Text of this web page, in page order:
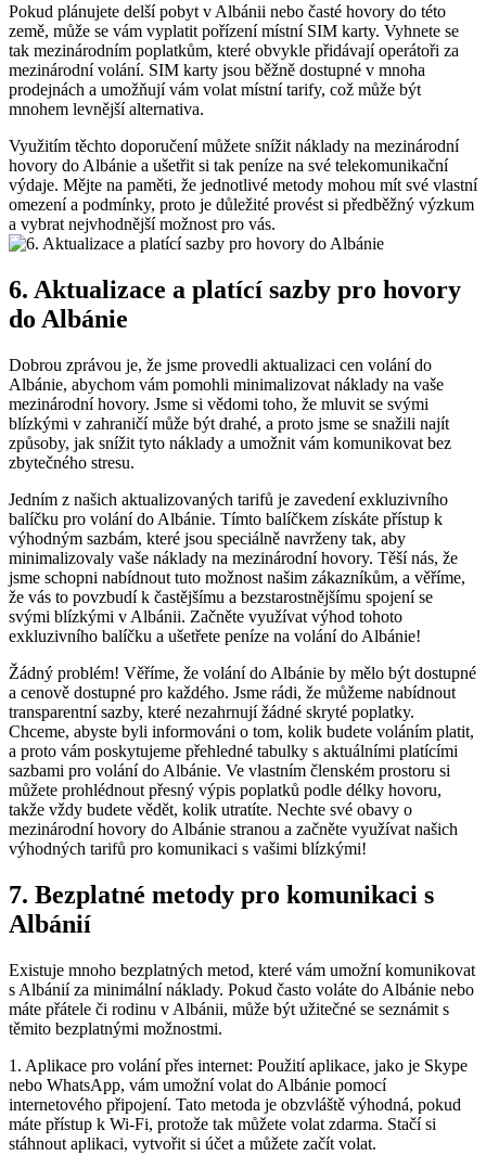
Pokud plánujete delší pobyt ⁤v Albánii nebo časté ⁣hovory do této
země, může se vám vyplatit pořízení místní SIM karty. Vyhnete se
tak ‍mezinárodním poplatkům, které obvykle přidávají operátoři za
mezinárodní volání. ‌SIM karty jsou běžně dostupné v mnoha
prodejnách a umožňují vám⁤ volat místní tarify, což může být
mnohem levnější⁢ alternativa.
Využitím těchto doporučení můžete snížit náklady na mezinárodní
hovory do Albánie a ušetřit si tak peníze na své telekomunikační
výdaje. Mějte na paměti, že jednotlivé metody mohou mít své vlastní
omezení a podmínky, proto je důležité provést⁢ si předběžný výzkum
a vybrat nejvhodnější možnost pro vás.
6. Aktualizace a platící sazby pro hovory
do Albánie
Dobrou zprávou je, že ​jsme provedli ‍aktualizaci cen volání do
Albánie, abychom vám pomohli minimalizovat náklady na vaše
mezinárodní hovory. ‍Jsme si vědomi toho, že mluvit se⁤ svými
blízkými v zahraničí může být drahé, a proto jsme se snažili najít
způsoby, jak snížit tyto náklady a umožnit ⁢vám komunikovat bez
zbytečného ‍stresu.
Jedním z našich aktualizovaných tarifů je zavedení exkluzivního
balíčku pro volání do Albánie. Tímto balíčkem získáte přístup k
výhodným sazbám, které ‌jsou speciálně navrženy tak, aby
minimalizovaly vaše náklady na mezinárodní hovory. Těší nás, že
jsme schopni nabídnout tuto možnost našim zákazníkům, a věříme,
že vás to ⁢povzbudí k častějšímu a bezstarostnějšímu⁢ spojení se
svými blízkými v Albánii. Začněte využívat ⁤výhod tohoto
exkluzivního balíčku a ušetřete peníze na⁤ volání do Albánie!
Žádný problém! Věříme, že volání do Albánie by mělo být dostupné
a cenově dostupné pro každého. Jsme rádi, že můžeme nabídnout
transparentní sazby, které nezahrnují žádné skryté poplatky.
Chceme, abyste byli informováni o tom, kolik ‍budete voláním platit,
a proto vám poskytujeme přehledné tabulky s aktuálními platícími
sazbami pro volání ‌do Albánie. Ve vlastním členském prostoru si
můžete prohlédnout přesný výpis poplatků podle délky hovoru,⁤
takže vždy budete vědět, kolik utratíte.​ Nechte své obavy o
⁤mezinárodní hovory do⁢ Albánie stranou a začněte využívat​ našich
výhodných tarifů pro komunikaci s vašimi blízkými!
7. ⁣Bezplatné metody pro komunikaci s
Albánií
Existuje mnoho bezplatných⁢ metod,‍ které vám umožní komunikovat
​s Albánií za minimální náklady. Pokud často voláte do Albánie ⁢nebo
máte přátele či rodinu v Albánii, může být užitečné se ​seznámit s
těmito bezplatnými možnostmi.
1. ‌Aplikace⁣ pro volání‌ přes internet: Použití aplikace, jako je Skype
nebo WhatsApp, vám ‌umožní volat do⁤ Albánie pomocí
internetového připojení. Tato ⁤metoda⁢ je obzvláště ⁤výhodná, pokud
máte přístup‌ k Wi-Fi, protože tak můžete volat zdarma. Stačí si
stáhnout⁣ aplikaci, vytvořit si účet a můžete začít volat.